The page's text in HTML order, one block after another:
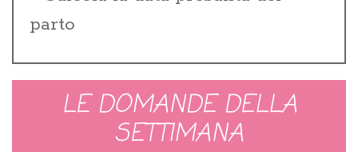
parto
LE DOMANDE DELLA
SETTIMANA